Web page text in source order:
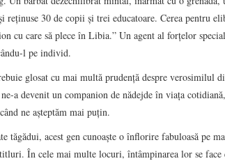
reţinuse 30 de copii şi trei educatoare. Cerea pentru
cu care să plece în Libia.” Un agent al forţelor
l pe individ.
glosat cu mai multă prudenţă despre verosimilul
a devenit un companion de nădejde în viaţa
ne aşteptăm mai puţin.
tăgădui, acest gen cunoaşte o înflorire fabuloasă pe
În cele mai multe locuri, întâmpinarea lor se